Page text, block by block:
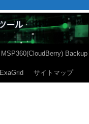
MSP360(CloudBerry) Backup
ExaGrid サイトマップ